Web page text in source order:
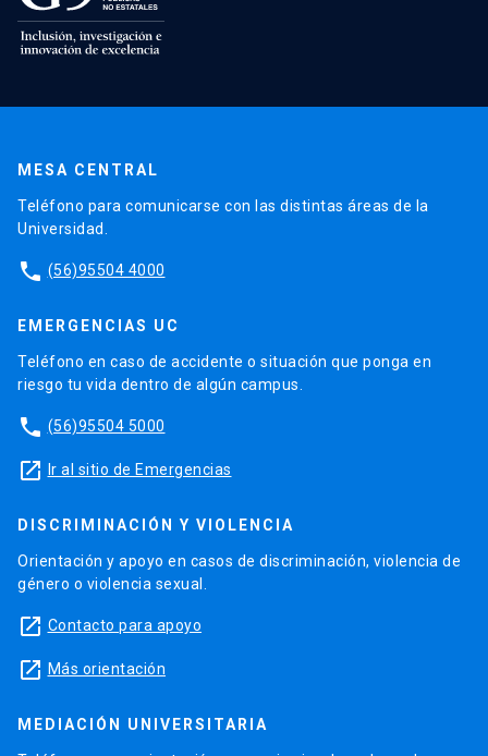
MESA CENTRAL
Teléfono para comunicarse con las distintas áreas de la
Universidad.
phone (56)95504 4000
EMERGENCIAS UC
Teléfono en caso de accidente o situación que ponga en
riesgo tu vida dentro de algún campus.
phone (56)95504 5000
launch Ir al sitio de Emergencias
DISCRIMINACIÓN Y VIOLENCIA
Orientación y apoyo en casos de discriminación, violencia de
género o violencia sexual.
launch Contacto para apoyo
launch Más orientación
MEDIACIÓN UNIVERSITARIA